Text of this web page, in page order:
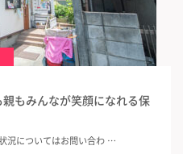
親もみんなが笑顔になれる保
況についてはお問い合わ …